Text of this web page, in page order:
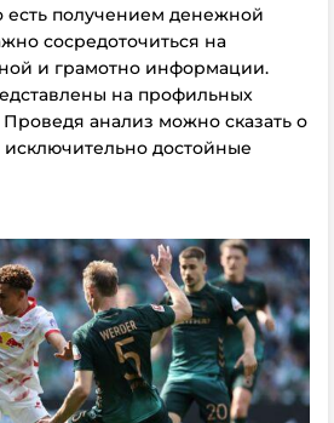
есть получением денежной
сосредоточиться на
и грамотно информации.
на профильных
Проведя анализ можно сказать о
исключительно достойные